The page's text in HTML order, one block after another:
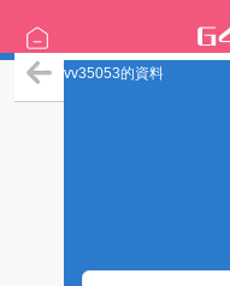
vv35053的資料